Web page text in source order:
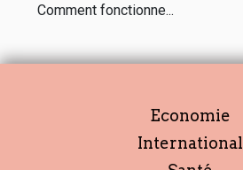
Comment fonctionne...
Economie
International